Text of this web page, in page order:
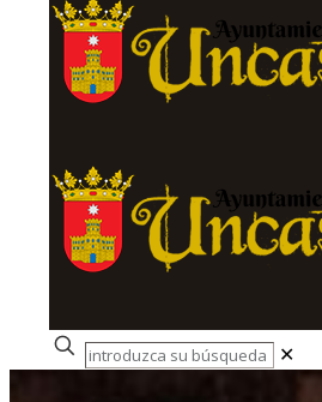
✕